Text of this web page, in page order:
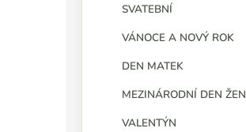
SVATEBNÍ
VÁNOCE A NOVÝ ROK
DEN MATEK
MEZINÁRODNÍ DEN ŽEN
VALENTÝN